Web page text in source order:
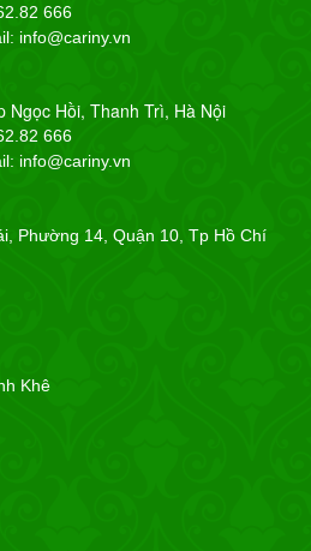
666
info@cariny.vn
Ngọc Hồi, Thanh Trì, Hà Nội
666
info@cariny.vn
Phường 14, Quận 10, Tp Hồ Chí
Khê